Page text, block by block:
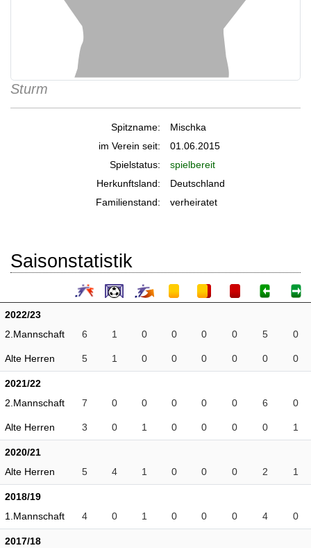
Sturm
Spitzname:
Mischka
im Verein seit:
01.06.2015
Spielstatus:
spielbereit
Herkunftsland:
Deutschland
Familienstand:
verheiratet
Saisonstatistik
2022/23
2.Mannschaft
6 1 0 0 0 0 5 0
Alte Herren 5 1 0 0 0 0 0 0
2021/22
2.Mannschaft
7 0 0 0 0 0 6 0
Alte Herren 3 0 1 0 0 0 0 1
2020/21
Alte Herren
5 4 1 0 0 0 2 1
2018/19
1.Mannschaft
4 0 1 0 0 0 4 0
2017/18